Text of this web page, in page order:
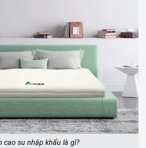
cao su nhập khẩu là gì?